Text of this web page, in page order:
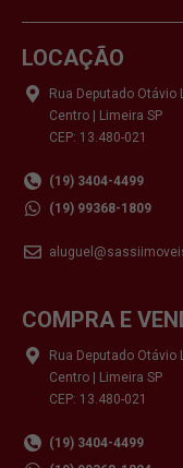
LOCAÇÃO
Rua Deputado Otávio
Centro | Limeira SP
CEP: 13.480-021
(19) 3404-4499
(19) 99368-1809
COMPRA E
Rua Deputado Otávio
Centro | Limeira SP
CEP: 13.480-021
(19) 3404-4499